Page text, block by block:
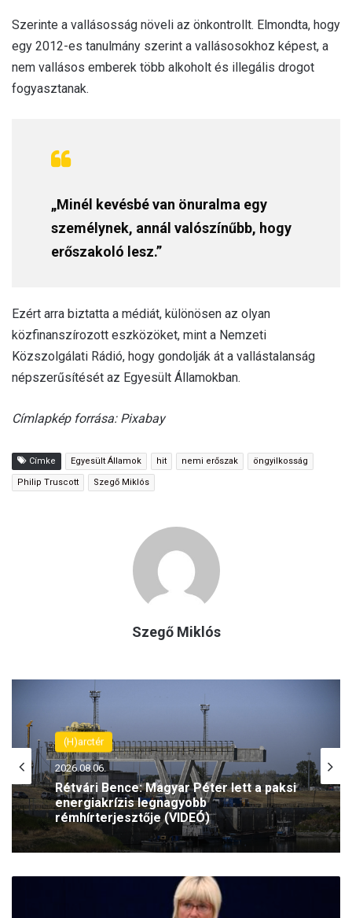
Szerinte a vallásosság növeli az önkontrollt. Elmondta, hogy
egy 2012-es tanulmány szerint a vallásosokhoz képest, a
nem vallásos emberek több alkoholt és illegális drogot
fogyasztanak.
„Minél kevésbé van önuralma egy
személynek, annál valószínűbb, hogy
erőszakoló lesz.”
Ezért arra biztatta a médiát, különösen az olyan
közfinanszírozott eszközöket, mint a Nemzeti
Közszolgálati Rádió, hogy gondolják át a vallástalanság
népszerűsítését az Egyesült Államokban.
Címlapkép forrása: Pixabay
Címke Egyesült Államok hit nemi erőszak öngyilkosság
Philip Truscott Szegő Miklós
Szegő Miklós
(H)arctér
2026.08.06.
Rétvári Bence: Magyar Péter lett a paksi
energiakrízis legnagyobb
rémhírterjesztője (VIDEÓ)